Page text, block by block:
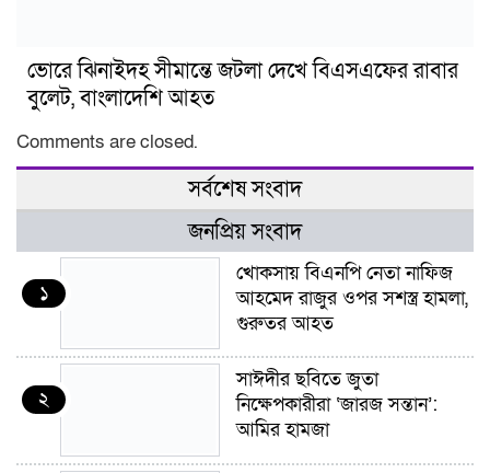
ভোরে ঝিনাইদহ সীমান্তে জটলা দেখে বিএসএফের রাবার
বুলেট, বাংলাদেশি আহত
Comments are closed.
সর্বশেষ সংবাদ
জনপ্রিয় সংবাদ
১
খোকসায় বিএনপি নেতা নাফিজ
আহমেদ রাজুর ওপর সশস্ত্র হামলা,
গুরুতর আহত
২
সাঈদীর ছবিতে জুতা
নিক্ষেপকারীরা ‘জারজ সন্তান’:
আমির হামজা